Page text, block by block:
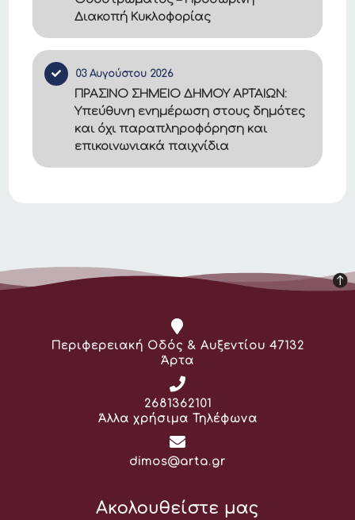
Διακοπή Κυκλοφορίας
03 Αυγούστου 2026
ΠΡΑΣΙΝΟ ΣΗΜΕΙΟ ΔΗΜΟΥ ΑΡΤΑΙΩΝ:
Υπεύθυνη ενημέρωση στους δημότες
και όχι παραπληροφόρηση και
επικοινωνιακά παιχνίδια
Διεύθυνση:
Περιφερειακή Οδός & Αυξεντίου 47132
Άρτα
Τηλέφωνο:
2681362101
Άλλα χρήσιμα Τηλέφωνα
Email:
dimos@arta.gr
Ακολουθείστε μας